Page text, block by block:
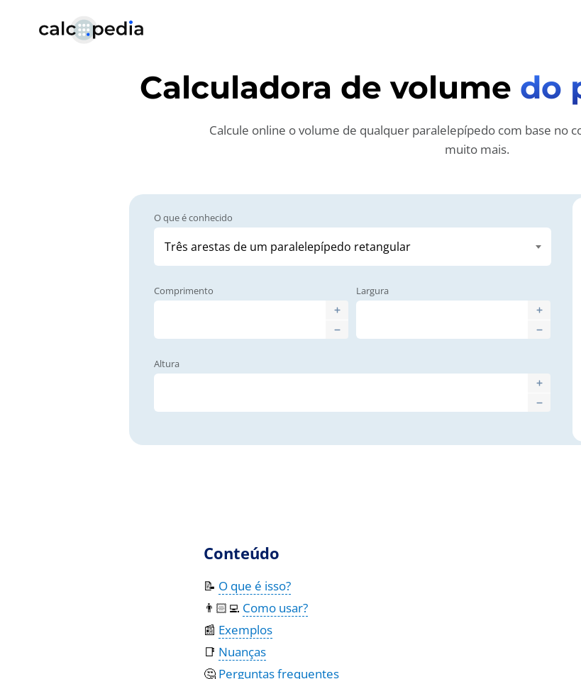
Calculadora de volume do
Calcule online o volume de qualquer paralelepípedo com base no
muito mais.
O que é conhecido
Comprimento Largura
Altura
Conteúdo
📝 O que é isso?
👨🏻‍💻 Como usar?
📰 Exemplos
📑 Nuanças
🤔 Perguntas frequentes